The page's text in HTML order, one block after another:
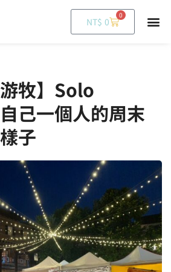
NT$ 0
0
購
物
游牧】Solo
己一個人的周末
子